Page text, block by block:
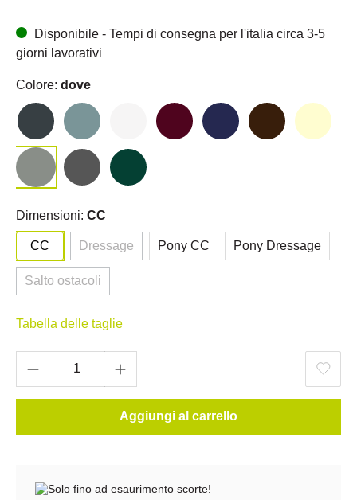
Disponibile - Tempi di consegna per l'italia circa 3-5
giorni lavorativi
Colore: dove
Dimensioni: CC
CC Dressage Pony CC Pony Dressage
Salto ostacoli
Tabella delle taglie
Aggiungi al carrello
Solo fino ad esaurimento scorte!